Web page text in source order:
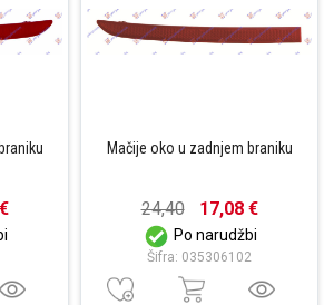
Mačije oko u zadnjem braniku
24,40 17,08 €
Po narudžbi
Šifra: 035306102